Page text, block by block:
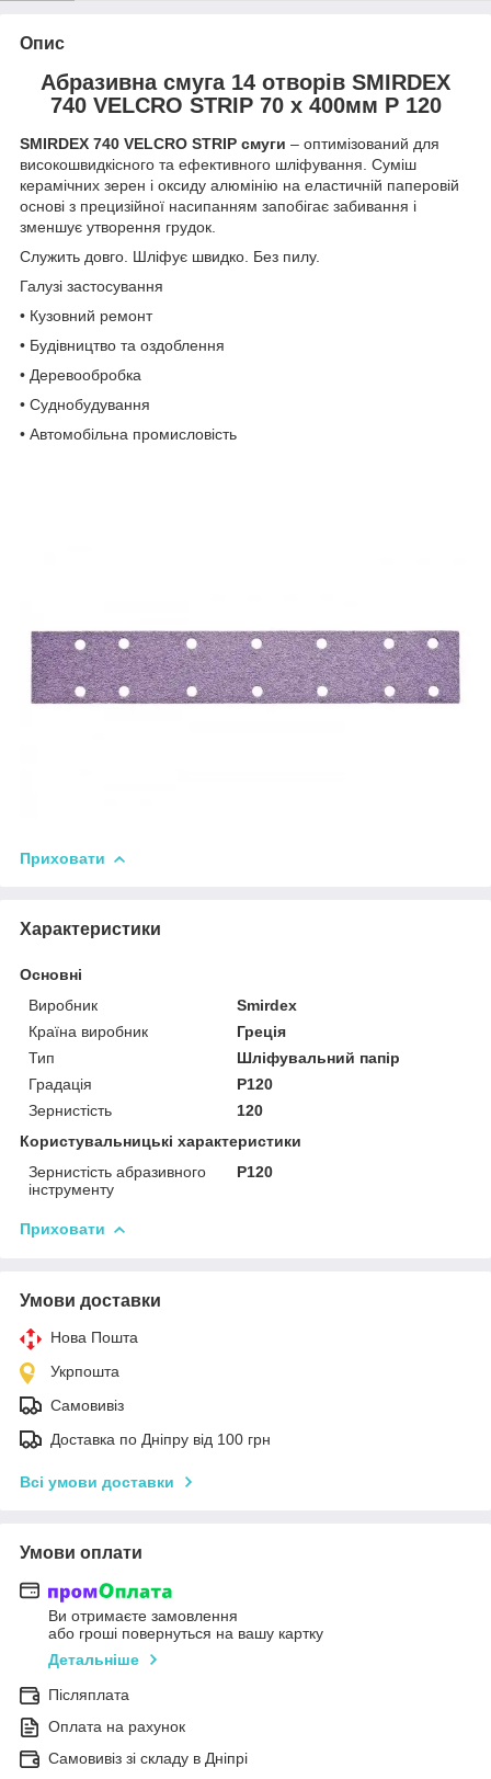
Опис
Абразивна смуга 14 отворів SMIRDEX
740 VELCRO STRIP 70 x 400мм P 120
SMIRDEX 740 VELCRO STRIP смуги – оптимізований для
високошвидкісного та ефективного шліфування. Суміш
керамічних зерен і оксиду алюмінію на еластичній паперовій
основі з прецизійної насипанням запобігає забивання і
зменшує утворення грудок.
Служить довго. Шліфує швидко. Без пилу.
Галузі застосування
• Кузовний ремонт
• Будівництво та оздоблення
• Деревообробка
• Суднобудування
• Автомобільна промисловість
Приховати
Характеристики
Основні
Виробник
Smirdex
Країна виробник
Греція
Тип
Шліфувальний папір
Градація
P120
Зернистість
120
Користувальницькі характеристики
Зернистість абразивного
інструменту
P120
Приховати
Умови доставки
Нова Пошта
Укрпошта
Самовивіз
Доставка по Дніпру від 100 грн
Всі умови доставки
Умови оплати
Ви отримаєте замовлення
або гроші повернуться на вашу картку
Детальніше
Післяплата
Оплата на рахунок
Самовивіз зі складу в Дніпрі